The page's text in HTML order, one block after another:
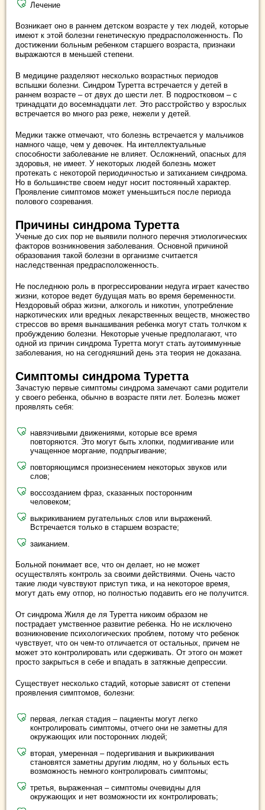
Лечение
Возникает оно в раннем детском возрасте у тех людей, которые
имеют к этой болезни генетическую предрасположенность. По
достижении больным ребенком старшего возраста, признаки
выражаются в меньшей степени.
В медицине разделяют несколько возрастных периодов
вспышки болезни. Синдром Туретта встречается у детей в
раннем возрасте – от двух до шести лет. В подростковом – с
тринадцати до восемнадцати лет. Это расстройство у взрослых
встречается во много раз реже, нежели у детей.
Медики также отмечают, что болезнь встречается у мальчиков
намного чаще, чем у девочек. На интеллектуальные
способности заболевание не влияет. Осложнений, опасных для
здоровья, не имеет. У некоторых людей болезнь может
протекать с некоторой периодичностью и затиханием синдрома.
Но в большинстве своем недуг носит постоянный характер.
Проявление симптомов может уменьшиться после периода
полового созревания.
Причины синдрома Туретта
Ученые до сих пор не выявили полного перечня этиологических
факторов возникновения заболевания. Основной причиной
образования такой болезни в организме считается
наследственная предрасположенность.
Не последнюю роль в прогрессировании недуга играет качество
жизни, которое ведет будущая мать во время беременности.
Нездоровый образ жизни, алкоголь и никотин, употребление
наркотических или вредных лекарственных веществ, множество
стрессов во время вынашивания ребенка могут стать толчком к
пробуждению болезни. Некоторые ученые предполагают, что
одной из причин синдрома Туретта могут стать аутоиммунные
заболевания, но на сегодняшний день эта теория не доказана.
Симптомы синдрома Туретта
Зачастую первые симптомы синдрома замечают сами родители
у своего ребенка, обычно в возрасте пяти лет. Болезнь может
проявлять себя:
навязчивыми движениями, которые все время
повторяются. Это могут быть хлопки, подмигивание или
учащенное моргание, подпрыгивание;
повторяющимся произнесением некоторых звуков или
слов;
воссозданием фраз, сказанных посторонним
человеком;
выкрикиванием ругательных слов или выражений.
Встречается только в старшем возрасте;
заиканием.
Больной понимает все, что он делает, но не может
осуществлять контроль за своими действиями. Очень часто
такие люди чувствуют приступ тика, и на некоторое время,
могут дать ему отпор, но полностью подавить его не получится.
От синдрома Жиля де ля Туретта никоим образом не
пострадает умственное развитие ребенка. Но не исключено
возникновение психологических проблем, потому что ребенок
чувствует, что он чем-то отличается от остальных, причем не
может это контролировать или сдерживать. От этого он может
просто закрыться в себе и впадать в затяжные депрессии.
Существует несколько стадий, которые зависят от степени
проявления симптомов, болезни:
первая, легкая стадия – пациенты могут легко
контролировать симптомы, отчего они не заметны для
окружающих или посторонних людей;
вторая, умеренная – подергивания и выкрикивания
становятся заметны другим людям, но у больных есть
возможность немного контролировать симптомы;
третья, выраженная – симптомы очевидны для
окружающих и нет возможности их контролировать;